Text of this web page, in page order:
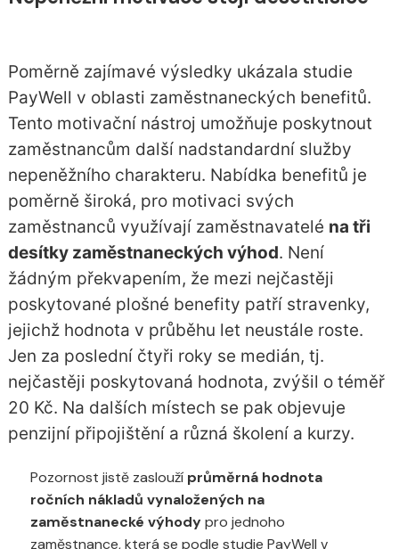
Poměrně zajímavé výsledky ukázala studie
PayWell v oblasti zaměstnaneckých benefitů.
Tento motivační nástroj umožňuje poskytnout
zaměstnancům další nadstandardní služby
nepeněžního charakteru. Nabídka benefitů je
poměrně široká, pro motivaci svých
zaměstnanců využívají zaměstnavatelé na tři
desítky zaměstnaneckých výhod. Není
žádným překvapením, že mezi nejčastěji
poskytované plošné benefity patří stravenky,
jejichž hodnota v průběhu let neustále roste.
Jen za poslední čtyři roky se medián, tj.
nejčastěji poskytovaná hodnota, zvýšil o téměř
20 Kč. Na dalších místech se pak objevuje
penzijní připojištění a různá školení a kurzy.
Pozornost jistě zaslouží průměrná hodnota
ročních nákladů vynaložených na
zaměstnanecké výhodypro jednoho
zaměstnance, která se podle studie PayWell v